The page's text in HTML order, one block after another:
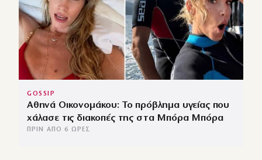
GOSSIP
Αθηνά Οικονομάκου: Το πρόβλημα υγείας που
χάλασε τις διακοπές της στα Μπόρα Μπόρα
ΠΡΙΝ ΑΠΌ 6 ΏΡΕΣ